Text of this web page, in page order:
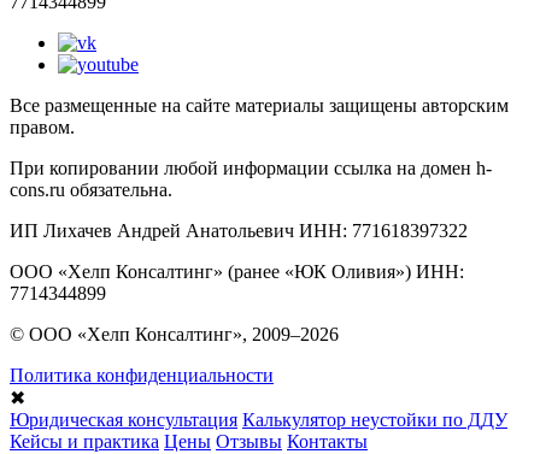
Все размещенные на сайте материалы защищены авторским
правом.
При копировании любой информации ссылка на домен h-
cons.ru обязательна.
ИП Лихачев Андрей Анатольевич ИНН: 771618397322
ООО «Хелп Консалтинг» (ранее «ЮК Оливия») ИНН:
7714344899
© ООО «Хелп Консалтинг», 2009–2026
Политика конфиденциальности
✖
Юридическая консультация Калькулятор неустойки по ДДУ
Кейсы и практика Цены Отзывы Контакты